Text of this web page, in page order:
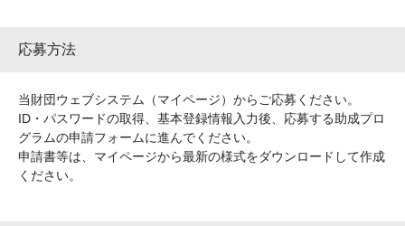
応募方法
当財団ウェブシステム（マイページ）からご応募ください。
ID・パスワードの取得、基本登録情報入力後、応募する助成プロ
グラムの申請フォームに進んでください。
申請書等は、マイページから最新の様式をダウンロードして作成
ください。